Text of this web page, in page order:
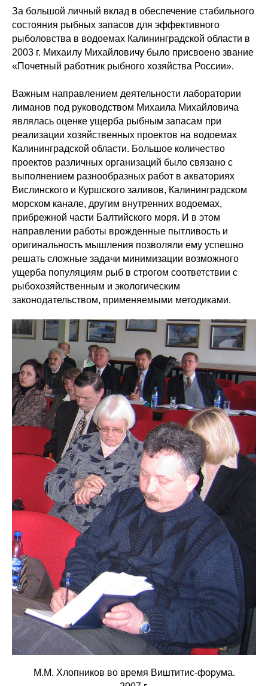
За большой личный вклад в обеспечение стабильного
состояния рыбных запасов для эффективного
рыболовства в водоемах Калининградской области в
2003 г. Михаилу Михайловичу было присвоено звание
«Почетный работник рыбного хозяйства России».
Важным направлением деятельности лаборатории
лиманов под руководством Михаила Михайловича
являлась оценке ущерба рыбным запасам при
реализации хозяйственных проектов на водоемах
Калининградской области. Большое количество
проектов различных организаций было связано с
выполнением разнообразных работ в акваториях
Вислинского и Куршского заливов, Калининградском
морском канале, другим внутренних водоемах,
прибрежной части Балтийского моря. И в этом
направлении работы врожденные пытливость и
оригинальность мышления позволяли ему успешно
решать сложные задачи минимизации возможного
ущерба популяциям рыб в строгом соответствии с
рыбохозяйственным и экологическим
законодательством, применяемыми методиками.
М.М. Хлопников во время Виштитис-форума.